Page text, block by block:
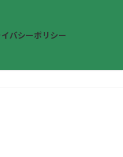
バシーポリシー